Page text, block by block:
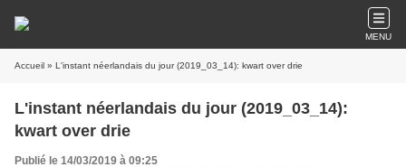
MENU
Accueil » L'instant néerlandais du jour (2019_03_14): kwart over drie
L'instant néerlandais du jour (2019_03_14):
kwart over drie
Publié le 14/03/2019 à 09:25